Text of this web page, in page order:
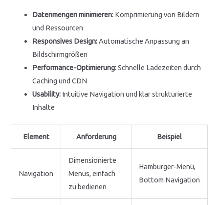
Datenmengen minimieren: Komprimierung von Bildern
und Ressourcen
Responsives Design:Automatische Anpassung an
Bildschirmgrößen
Performance-Optimierung:Schnelle Ladezeiten durch
Caching und CDN
Usability: Intuitive Navigation und klar strukturierte
Inhalte
Element Anforderung Beispiel
Navigation
Dimensionierte
Menüs, einfach
zu bedienen
Hamburger-Menü,
Bottom Navigation